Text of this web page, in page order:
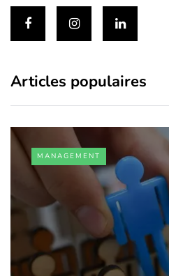
Articles populaires
MANAGEMENT